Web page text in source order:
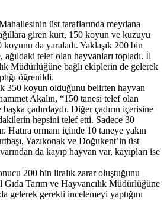
üst taraflarında meydana
giren kurt, 150 koyun ve kuzuyu
koyunu da yaraladı. Yaklaşık 200 bin
ağıldaki telef olan hayvanları topladı. İl
Müdürlüğüne bağlı ekiplerin de gelerek
öğrenildi.
350 koyun olduğunu belirten hayvan
Akalın, “150 tanesi telef olan
çadırdaydı. Diğer çadırın içerisine
hepsini telef etti. Sadece 30
Hatıra ormanı içinde 10 taneye yakın
Yazıkonak ve Doğukent’in üst
da kayıp hayvan var, kayıpları ise
200 bin liralık zarar oluştuğunu
Tarım ve Hayvancılık Müdürlüğüne
gelerek gerekli incelemeyi yaptığını